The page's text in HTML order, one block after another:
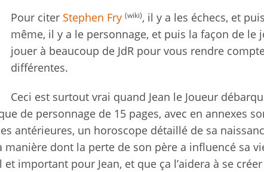
Pour citer Stephen Fry (wiki), il y a les échecs, et
même, il y a le personnage, et puis la façon de le
jouer à beaucoup de JdR pour vous rendre
différentes.
Ceci est surtout vrai quand Jean le Joueur
de personnage de 15 pages, avec en annexes
antérieures, un horoscope détaillé de sa
dont la perte de son père a influencé sa
important pour Jean, et que ça l’aidera à se